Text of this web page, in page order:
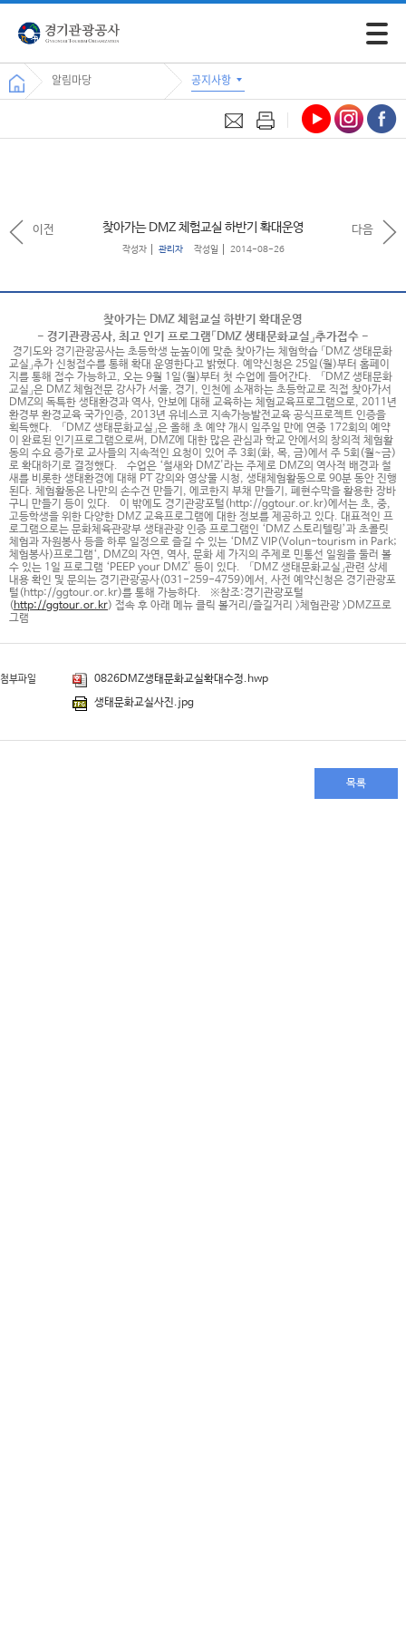
모바일
알림마당 공지사항
찾아가는 DMZ 체험교실 하반기 확대운영
작성자 관리자 작성일 2014-08-26
이전 다음
찾아가는 DMZ 체험교실 하반기 확대운영
- 경기관광공사, 최고 인기 프로그램「DMZ 생태문화교실」추가접수 -
경기도와 경기관광공사는 초등학생 눈높이에 맞춘 찾아가는 체험학습 「DMZ 생태문화
교실」추가 신청접수를 통해 확대 운영한다고 밝혔다. 예약신청은 25일(월)부터 홈페이
지를 통해 접수 가능하고, 오는 9월 1일(월)부터 첫 수업에 들어간다. 「DMZ 생태문화
교실」은 DMZ 체험전문 강사가 서울, 경기, 인천에 소재하는 초등학교로 직접 찾아가서
DMZ의 독특한 생태환경과 역사, 안보에 대해 교육하는 체험교육프로그램으로, 2011년
환경부 환경교육 국가인증, 2013년 유네스코 지속가능발전교육 공식프로젝트 인증을
획득했다. 「DMZ 생태문화교실」은 올해 초 예약 개시 일주일 만에 연중 172회의 예약
이 완료된 인기프로그램으로써, DMZ에 대한 많은 관심과 학교 안에서의 창의적 체험활
동의 수요 증가로 교사들의 지속적인 요청이 있어 주 3회(화, 목, 금)에서 주 5회(월~금)
로 확대하기로 결정했다. 수업은 ‘철새와 DMZ'라는 주제로 DMZ의 역사적 배경과 철
새를 비롯한 생태환경에 대해 PT 강의와 영상물 시청, 생태체험활동으로 90분 동안 진행
된다. 체험활동은 나만의 손수건 만들기, 에코한지 부채 만들기, 폐현수막을 활용한 장바
구니 만들기 등이 있다. 이 밖에도 경기관광포털(http://ggtour.or.kr)에서는 초, 중,
고등학생을 위한 다양한 DMZ 교육프로그램에 대한 정보를 제공하고 있다. 대표적인 프
로그램으로는 문화체육관광부 생태관광 인증 프로그램인 ‘DMZ 스토리텔링’과 초콜릿
체험과 자원봉사 등을 하루 일정으로 즐길 수 있는 ‘DMZ VIP(Volun-tourism in Park;
체험봉사)프로그램‘, DMZ의 자연, 역사, 문화 세 가지의 주제로 민통선 일원을 둘러 볼
수 있는 1일 프로그램 ‘PEEP your DMZ' 등이 있다. 「DMZ 생태문화교실」관련 상세
내용 확인 및 문의는 경기관광공사(031-259-4759)에서, 사전 예약신청은 경기관광포
털(http://ggtour.or.kr)를 통해 가능하다. ※참조:경기관광포털
(http://ggtour.or.kr) 접속 후 아래 메뉴 클릭 볼거리/즐길거리 〉체험관광 〉DMZ프로
그램
첨부파일
0826DMZ생태문화교실확대수정.hwp
생태문화교실사진.jpg
목록